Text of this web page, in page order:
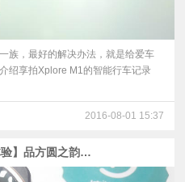
族，最好的解决办法，就是给爱车
绍享拍Xplore M1的智能行车记录
2016-08-01 15:37
【Xplore M1智能行车记录仪体验】品方圆之韵，观天地之间